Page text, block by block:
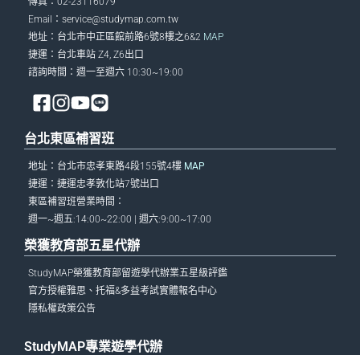
Email： service@studymap.com.tw
地址：台北市中正區館前路6號8樓之6&2 MAP
捷運：台北車站 Z4, Z6出口
諮詢時間：週一至週六 10:30~19:00
台北東區補習班
地址：台北市忠孝東路4段155號4樓 MAP
捷運：捷運忠孝敦化站7號出口
東區補習班營業時間：
週一~週五:14:00~22:00 | 週六:9:00~17:00
榮獲教育部五星代辦
StudyMAP榮獲教育部留遊學代辦業五星級評鑑
官方授權雅思、托福&多益考試實體報名中心
隱私權政策公告
StudyMAP專業遊學代辦